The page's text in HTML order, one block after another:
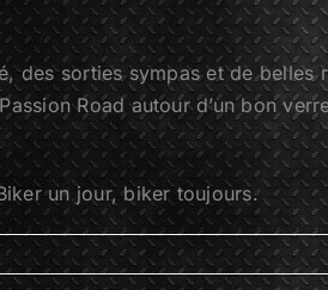
des sorties sympas et de belles
Road autour d’un bon
un jour, biker toujours.